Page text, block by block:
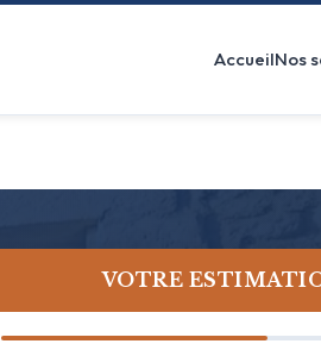
AccueilNos
VOTRE